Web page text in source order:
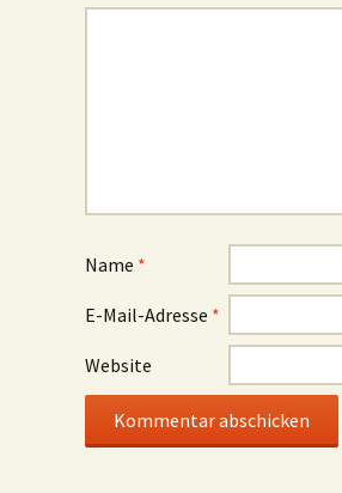
Name *
E-Mail-Adresse *
Website